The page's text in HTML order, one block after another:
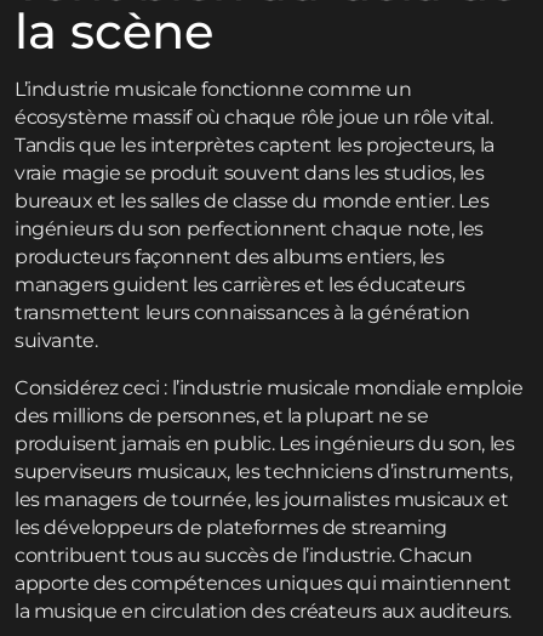
la scène
L’industrie musicale fonctionne comme un
écosystème massif où chaque rôle joue un rôle vital.
Tandis que les interprètes captent les projecteurs, la
vraie magie se produit souvent dans les studios, les
bureaux et les salles de classe du monde entier. Les
ingénieurs du son perfectionnent chaque note, les
producteurs façonnent des albums entiers, les
managers guident les carrières et les éducateurs
transmettent leurs connaissances à la génération
suivante.
Considérez ceci : l’industrie musicale mondiale emploie
des millions de personnes, et la plupart ne se
produisent jamais en public. Les ingénieurs du son, les
superviseurs musicaux, les techniciens d’instruments,
les managers de tournée, les journalistes musicaux et
les développeurs de plateformes de streaming
contribuent tous au succès de l’industrie. Chacun
apporte des compétences uniques qui maintiennent
la musique en circulation des créateurs aux auditeurs.